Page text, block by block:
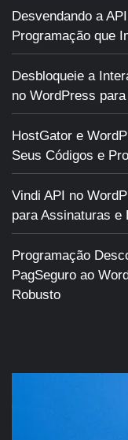
Desvendando a
Programação que
Desbloqueie a
no WordPress
HostGator e
Seus Códigos e
Vindi API no
para Assinaturas e
Programação
PagSeguro ao
Robusto